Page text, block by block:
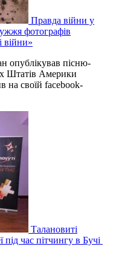
Правда війни у
фотографів
війни»
опублікував пісню-
Штатів Америки
на своїй facebook-
Талановиті
під час пітчингу в Бучі